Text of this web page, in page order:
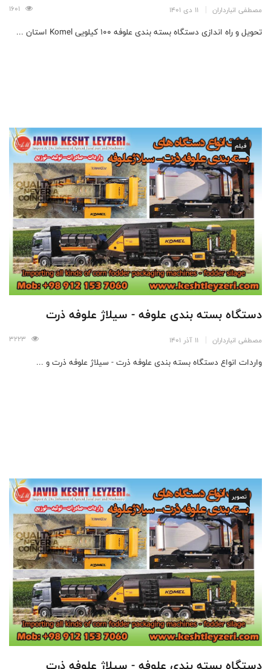
مصطفی انبارداران 11 دی 1401
تحویل و راه اندازی دستگاه بسته بندی علوفه 100 کیلویی Komel استان ...
فیلم
دستگاه بسته بندی علوفه - سیلاژ علوفه ذرت
مصطفی انبارداران 11 آذر 1401
واردات انواع دستگاه بسته بندی علوفه ذرت - سیلاژ علوفه ذرت و ...
تصویر